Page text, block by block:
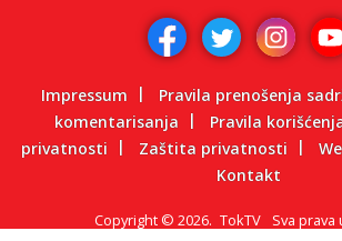
Impressum Pravila prenošenja
komentarisanja
Pravila
privatnosti
Zaštita privatnosti
Kontakt
Copyright © 2026. TokTV Sva prava